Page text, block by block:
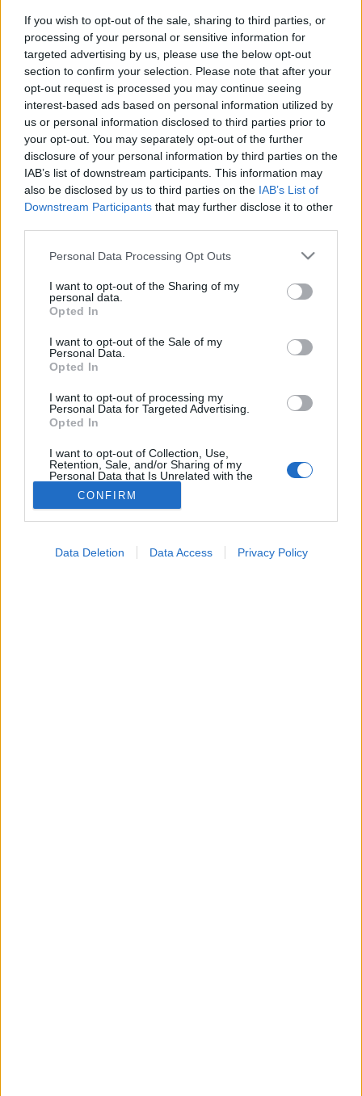
If you wish to opt-out of the sale, sharing to third parties, or
processing of your personal or sensitive information for
targeted advertising by us, please use the below opt-out
section to confirm your selection. Please note that after your
opt-out request is processed you may continue seeing
interest-based ads based on personal information utilized by
us or personal information disclosed to third parties prior to
your opt-out. You may separately opt-out of the further
disclosure of your personal information by third parties on the
IAB’s list of downstream participants. This information may
also be disclosed by us to third parties on the IAB’s List of
Downstream Participants that may further disclose it to other
Please note that this website/app uses one or more Google
not limited to your visit or usage behaviour. You may click to
grant or deny consent to Google and its third-party tags to
use your data for below specified purposes in below Google
consent section.
Personal Data Processing Opt Outs
I want to opt-out of the Sharing of my
personal data.
Opted In
I want to opt-out of the Sale of my
Personal Data.
Opted In
I want to opt-out of processing my
Personal Data for Targeted Advertising.
Opted In
I want to opt-out of Collection, Use,
Retention, Sale, and/or Sharing of my
Personal Data that Is Unrelated with the
Purposes for which it was collected.
Opted Out
CONFIRM
Data Deletion Data Access Privacy Policy
Digitális detox és dopamine-
dömping: ez történik az agyunkkal,
ha egész nap a telefonunkat
nézzük